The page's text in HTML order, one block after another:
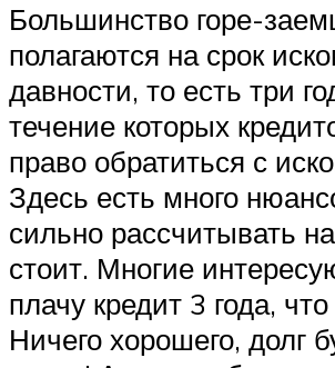
Большинство горе-
полагаются на срок
давности, то есть три
течение которых
право обратиться с
Здесь есть много
сильно рассчитывать
стоит. Многие
плачу кредит 3 года, что
Ничего хорошего, долг